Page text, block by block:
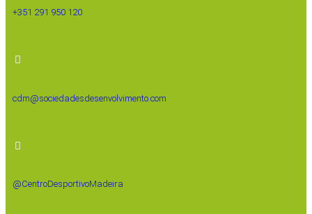
+351 291 950 120
cdm@sociedadesdesenvolvimento.com
@CentroDesportivoMadeira